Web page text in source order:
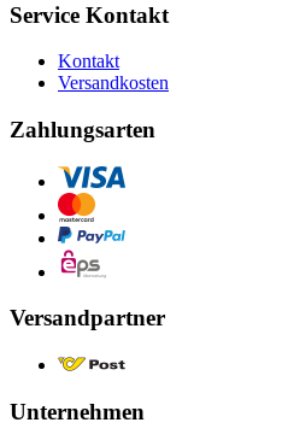
Service Kontakt
Kontakt
Versandkosten
Zahlungsarten
Versandpartner
Unternehmen